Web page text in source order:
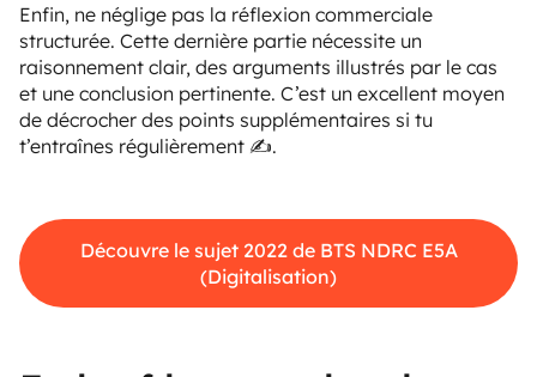
Enfin, ne néglige pas la réflexion commerciale
structurée. Cette dernière partie nécessite un
raisonnement clair, des arguments illustrés par le cas
et une conclusion pertinente. C’est un excellent moyen
de décrocher des points supplémentaires si tu
t’entraînes régulièrement ✍️.
Découvre le sujet 2022 de BTS NDRC E5A
(Digitalisation)